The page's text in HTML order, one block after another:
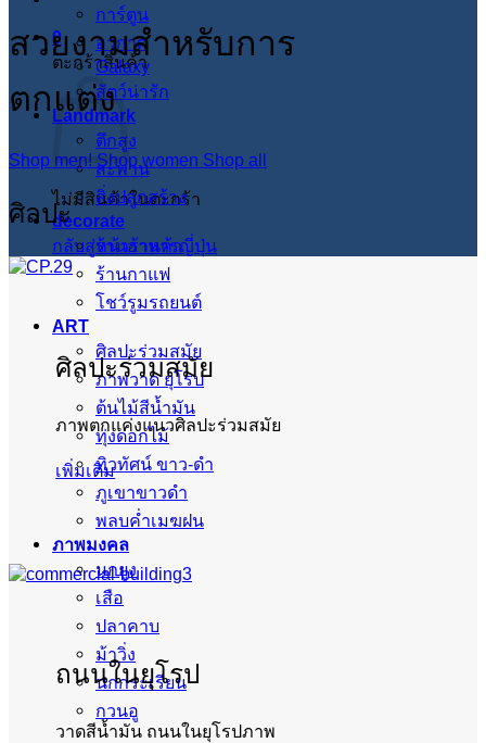
0
ตะกร้าสินค้า
ไม่มีสินค้าในตะกร้า
กลับสู่หน้าร้านค้า
การ์ตูน
อวกาศ
Galaxy
สัตว์น่ารัก
Landmark
ตึกสูง
สะพาน
สิ่งปลูกสร้าง
decorate
ร้านอาหารญี่ปุ่น
ร้านกาแฟ
โชว์รูมรถยนต์
ART
ศิลปะร่วมสมัย
ภาพวาด ยุโรป
ต้นไม้สีน้ำมัน
ทุ่งดอกไม้
ทิวทัศน์ ขาว-ดำ
ภูเขาขาวดำ
พลบค่ำเมฆฝน
ภาพมงคล
นกยูง
เสือ
ปลาคาบ
ม้าวิ่ง
นกกระเรียน
กวนอู
สวยงามสำหรับการ
ตกแต่ง
Shop men! Shop women Shop all
ศิลปะ
ศิลปะร่วมสมัย
ภาพตกแค่งแนวศิลปะร่วมสมัย
เพิ่มเติม
ถนนในยุโรป
วาดสีน้ำมัน ถนนในยุโรปภาพ